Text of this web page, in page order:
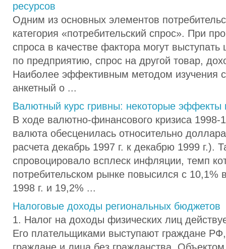
ресурсов
Одним из основных элементов
категория «потребительский спрос». При
спроса в качестве фактора могут
по предприятию, спрос на другой товар,
Наиболее эффективным методом изучения
анкетный о ...
Валютный курс гривны: некоторые эффекты
В ходе валютно-финансового кризиса 1998-
валюта обесценилась относительно
расчета декабрь 1997 г. к декабрю 1999 г.).
спровоцировало всплеск инфляции, темп
потребительском рынке повысился с 10,1%
1998 г. и 19,2% ...
Налоговые доходы региональных бюджетов
1. Налог на доходы физических лиц
Его плательщиками выступают граждане